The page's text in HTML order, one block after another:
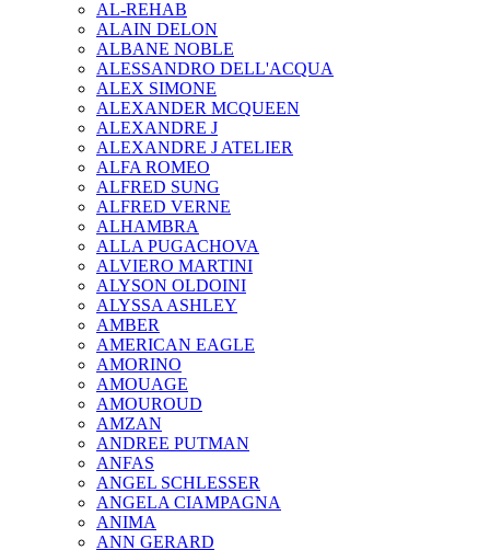
AL-REHAB
ALAIN DELON
ALBANE NOBLE
ALESSANDRO DELL'ACQUA
ALEX SIMONE
ALEXANDER MCQUEEN
ALEXANDRE J
ALEXANDRE J ATELIER
ALFA ROMEO
ALFRED SUNG
ALFRED VERNE
ALHAMBRA
ALLA PUGACHOVA
ALVIERO MARTINI
ALYSON OLDOINI
ALYSSA ASHLEY
AMBER
AMERICAN EAGLE
AMORINO
AMOUAGE
AMOUROUD
AMZAN
ANDREE PUTMAN
ANFAS
ANGEL SCHLESSER
ANGELA CIAMPAGNA
ANIMA
ANN GERARD